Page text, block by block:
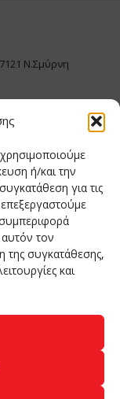
ή/και την
για τις
τον
της συγκατάθεσης,
και
Ν.Σμύρνη
Δημητριάδης